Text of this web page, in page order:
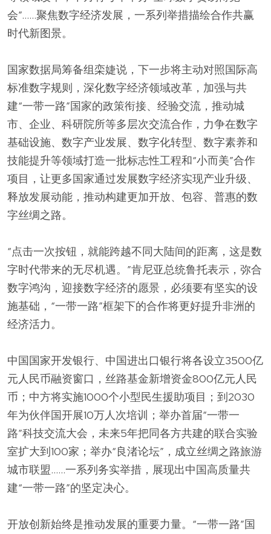
会”……聚焦数字经济发展，一系列举措描绘合作共赢
时代新图景。
国家数据局筹备组栾婕说，下一步将主动对照国际高
标准数字规则，深化数字经济领域改革，加强与共
建“一带一路”国家的政策衔接、经验交流，推动城
市、企业、科研院所等多层次交流合作，力争在数字
基础设施、数字产业发展、数字化转型、数字素养和
技能提升等领域打造一批标志性工程和“小而美”合作
项目，让更多国家通过发展数字经济实现产业升级、
释放发展动能，推动构建更加开放、包容、普惠的数
字丝绸之路。
“点击一次按钮，就能跨越不同大陆间的距离，这是数
字时代带来的无尽机遇。”肯尼亚总统鲁托表示，弥合
数字鸿沟，迎接数字经济的愿景，必须要有坚实的设
施基础，“一带一路”框架下的合作将更好提升非洲的
经济活力。
中国国家开发银行、中国进出口银行将各设立3500亿
元人民币融资窗口，丝路基金新增资金800亿元人民
币；中方将实施1000个小型民生援助项目；到2030
年为伙伴国开展10万人次培训；举办首届“一带一
路”科技交流大会，未来5年把同各方共建的联合实验
室扩大到100家；举办“良渚论坛”，成立丝绸之路旅游
城市联盟……一系列务实举措，展现出中国高质量共
建“一带一路”的坚定决心。
开放创新始终是推动发展的重要力量。“一带一路”国